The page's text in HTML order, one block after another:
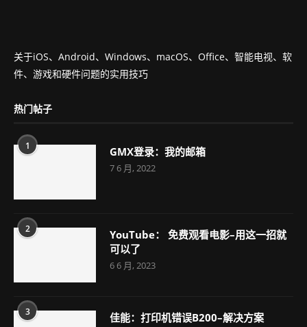
关于iOS、Android、Windows、macOS、Office、智能电视、软
件、游戏和硬件问题的实用技巧
热门帖子
1 GMX登录：我的邮箱
7 6 月, 2022
2
YouTube： 免费观看电影–用这一招就
可以了
6 6 月, 2023
3 佳能：打印机错误B200–解决方案